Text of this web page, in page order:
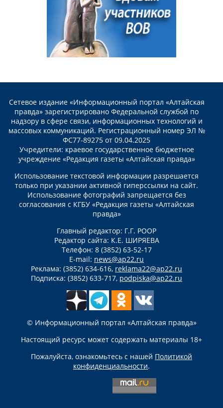
Сетевое издание «Информационный портал «Алтайская
правда» зарегистрировано Федеральной службой по
надзору в сфере связи, информационных технологий и
массовых коммуникаций. Регистрационный номер ЭЛ №
ФС77-89275 от 09.04.2025
Учредители: краевое государственное бюджетное
учреждение «Редакция газеты «Алтайская правда»
Использование текстовой информации разрешается
только при указании активной гиперссылки на сайт.
Использование фотографий запрещается без
согласования с КГБУ «Редакция газеты «Алтайская
правда»
Главный редактор: Г.Г. РООР
Редактор сайта: К.Е. ШИРЯЕВА
Телефон: 8 (3852) 63-52-17
E-mail: news@ap22.ru
Реклама: (3852) 634-616, reklama22@ap22.ru
Подписка: (3852) 633-717, podpiska@ap22.ru
© Информационный портал «Алтайская правда»
Настоящий ресурс может содержать материалы 18+
Пожалуйста, ознакомьтесь с нашей Политикой
конфиденциальности.